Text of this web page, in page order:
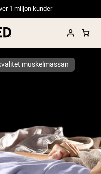
1 miljon kunder
muskelmassan